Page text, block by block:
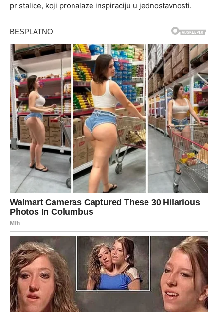
pristalice, koji pronalaze inspiraciju u jednostavnosti.